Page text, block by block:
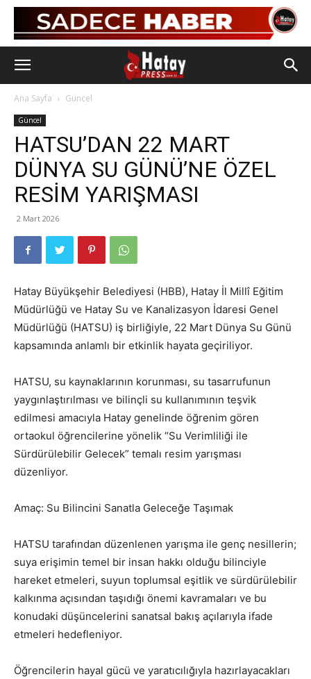
Ana Sayfa Güncel
Güncel
HATSU’DAN 22 MART
DÜNYA SU GÜNÜ’NE ÖZEL
RESİM YARIŞMASI
2 Mart 2026
Hatay Büyükşehir Belediyesi (HBB), Hatay İl Millî Eğitim
Müdürlüğü ve Hatay Su ve Kanalizasyon İdaresi Genel
Müdürlüğü (HATSU) iş birliğiyle, 22 Mart Dünya Su Günü
kapsamında anlamlı bir etkinlik hayata geçiriliyor.
HATSU, su kaynaklarının korunması, su tasarrufunun
yaygınlaştırılması ve bilinçli su kullanımının teşvik
edilmesi amacıyla Hatay genelinde öğrenim gören
ortaokul öğrencilerine yönelik “Su Verimliliği ile
Sürdürülebilir Gelecek” temalı resim yarışması
düzenliyor.
Amaç: Su Bilincini Sanatla Geleceğe Taşımak
HATSU tarafından düzenlenen yarışma ile genç nesillerin;
suya erişimin temel bir insan hakkı olduğu bilinciyle
hareket etmeleri, suyun toplumsal eşitlik ve sürdürülebilir
kalkınma açısından taşıdığı önemi kavramaları ve bu
konudaki düşüncelerini sanatsal bakış açılarıyla ifade
etmeleri hedefleniyor.
Öğrencilerin hayal gücü ve yaratıcılığıyla hazırlayacakları